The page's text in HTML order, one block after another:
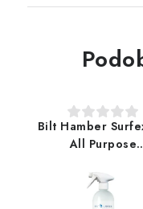
Bilt Hamber
All Purpose
univerzální čistič